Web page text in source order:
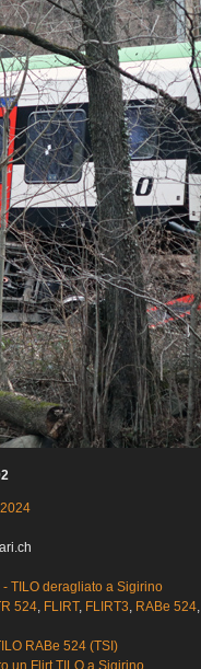
TILO deragliato a Sigirino
524, FLIRT, FLIRT3, RABe 524,
RABe 524 (TSI)